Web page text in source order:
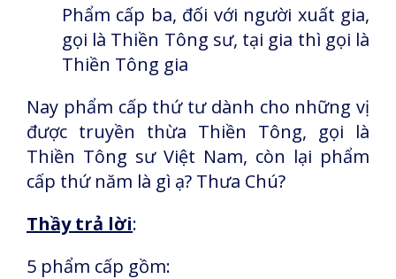
Phẩm cấp ba, đối với người xuất gia,
gọi là Thiền Tông sư, tại gia thì gọi là
Thiền Tông gia
Nay phẩm cấp thứ tư dành cho những vị
được truyền thừa Thiền Tông, gọi là
Thiền Tông sư Việt Nam, còn lại phẩm
cấp thứ năm là gì ạ? Thưa Chú?
Thầy trả lời:
5 phẩm cấp gồm: